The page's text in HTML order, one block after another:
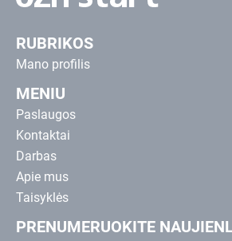
RUBRIKOS
Mano profilis
MENIU
Paslaugos
Kontaktai
Darbas
Apie mus
Taisyklės
PRENUMERUOKITE